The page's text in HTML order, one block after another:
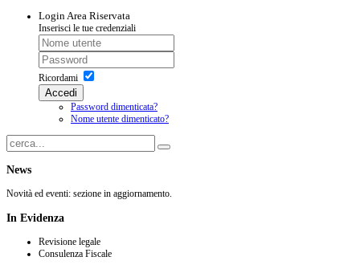
LoginArea Riservata
Inserisci le tue credenziali
Ricordami
Accedi
Password dimenticata?
Nome utente dimenticato?
News
Novità ed eventi: sezione in aggiornamento.
In Evidenza
Revisione legale
Consulenza Fiscale